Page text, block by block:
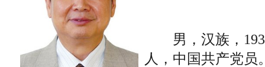
男，汉族，
人，中国共产党员